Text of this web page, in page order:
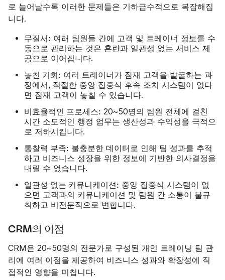
로 늘어날수록 이러한 문제들은 기하급수적으로 복잡해집
니다.
무질서: 여러 팀원들 간에 고객 및 트레이너 정보를 수
동으로 관리하는 것은 혼란과 일관성 없는 서비스 제
공으로 이어집니다.
놓친 기회: 여러 트레이너가 잠재 고객을 발굴하는 과
정에서, 적절한 중앙 집중식 후속 조치 시스템이 없다
면 잠재 고객이 놓칠 수 있습니다.
비효율적인 프로세스: 20~50명의 팀원 전체에 걸친
시간 소모적인 행정 업무는 생산성과 수익성을 극적으
로 저하시킵니다.
통찰력 부족: 불충분한 데이터로 인해 팀 성과를 추적
하고 비즈니스 성장을 위한 정보에 기반한 의사결정을
내릴 수 없습니다.
일관성 없는 커뮤니케이션: 중앙 집중식 시스템이 없
으면 고객과의 커뮤니케이션 및 팀원 간 소통이 불규
칙하고 비전문적으로 변합니다.
CRM의 이점
CRM은 20~50명의 전문가로 구성된 개인 트레이닝 팀 관
리에 여러 이점을 제공하여 비즈니스 성과와 확장성에 직
접적인 영향을 미칩니다.